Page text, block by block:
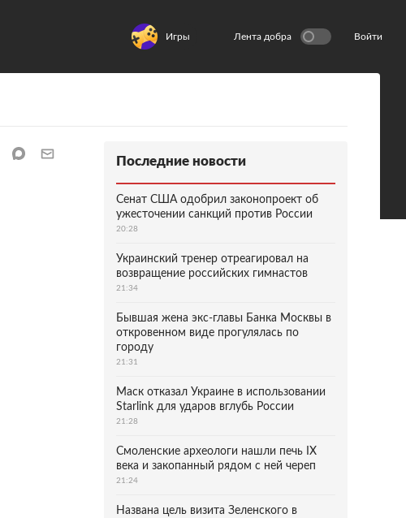
Игры Лента добра Войти
Последние новости
Сенат США одобрил законопроект об
ужесточении санкций против России
20:28
Украинский тренер отреагировал на
возвращение российских гимнастов
21:34
Бывшая жена экс-главы Банка Москвы в
откровенном виде прогулялась по
городу
21:31
Маск отказал Украине в использовании
Starlink для ударов вглубь России
21:28
Смоленские археологи нашли печь IX
века и закопанный рядом с ней череп
21:24
Названа цель визита Зеленского в